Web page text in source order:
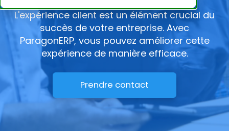
L'expérience client est un élément crucial du
succès de votre entreprise. Avec
ParagonERP, vous pouvez améliorer cette
expérience de manière efficace.
Prendre contact